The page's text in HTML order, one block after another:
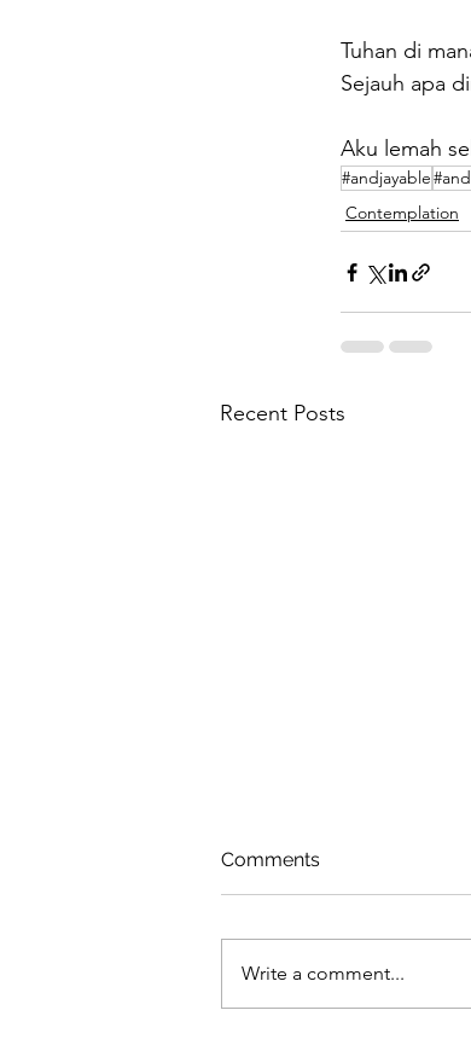
Tuhan di
Sejauh apa
Aku lemah
#andjayable
Contemplation
Recent Posts
Comments
Write a comment...